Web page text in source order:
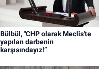
Bülbül, "CHP olarak Meclis'te
yapılan darbenin
karşısındayız!”